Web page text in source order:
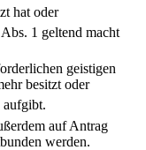
hat oder
1 geltend macht
geistigen
besitzt oder
aufgibt.
auf Antrag
werden.